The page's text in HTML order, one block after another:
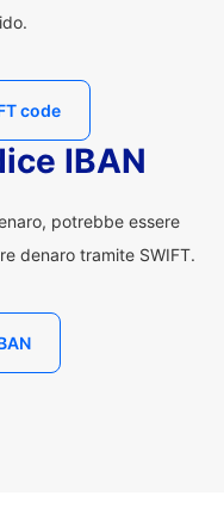
code
IBAN
potrebbe essere
denaro tramite SWIFT.